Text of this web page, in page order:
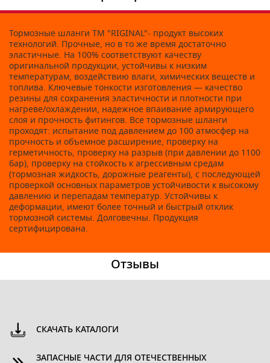
Тормозные шланги ТМ "RIGINAL"- продукт высоких
технологий. Прочные, но в то же время достаточно
эластичные. На 100% соответствуют качеству
оригинальной продукции, устойчивы к низким
температурам, воздействию влаги, химических веществ и
топлива. Ключевые тонкости изготовления — качество
резины для сохранения эластичности и плотности при
нагреве/охлаждении, надежное впаивание армирующего
слоя и прочность фитингов. Все тормозные шланги
проходят: испытание под давлением до 100 атмосфер на
прочность и объемное расширение, проверку на
герметичность, проверку на разрыв (при давлении до 1100
бар), проверку на стойкость к агрессивным средам
(тормозная жидкость, дорожные реагенты), с последующей
проверкой основных параметров устойчивости к высокому
давлению и перепадам температур. Устойчивы к
деформации, имеют более точный и быстрый отклик
тормозной системы. Долговечны. Продукция
сертифицирована.
Отзывы
СКАЧАТЬ КАТАЛОГИ
ЗАПАСНЫЕ ЧАСТИ ДЛЯ ОТЕЧЕСТВЕННЫХ